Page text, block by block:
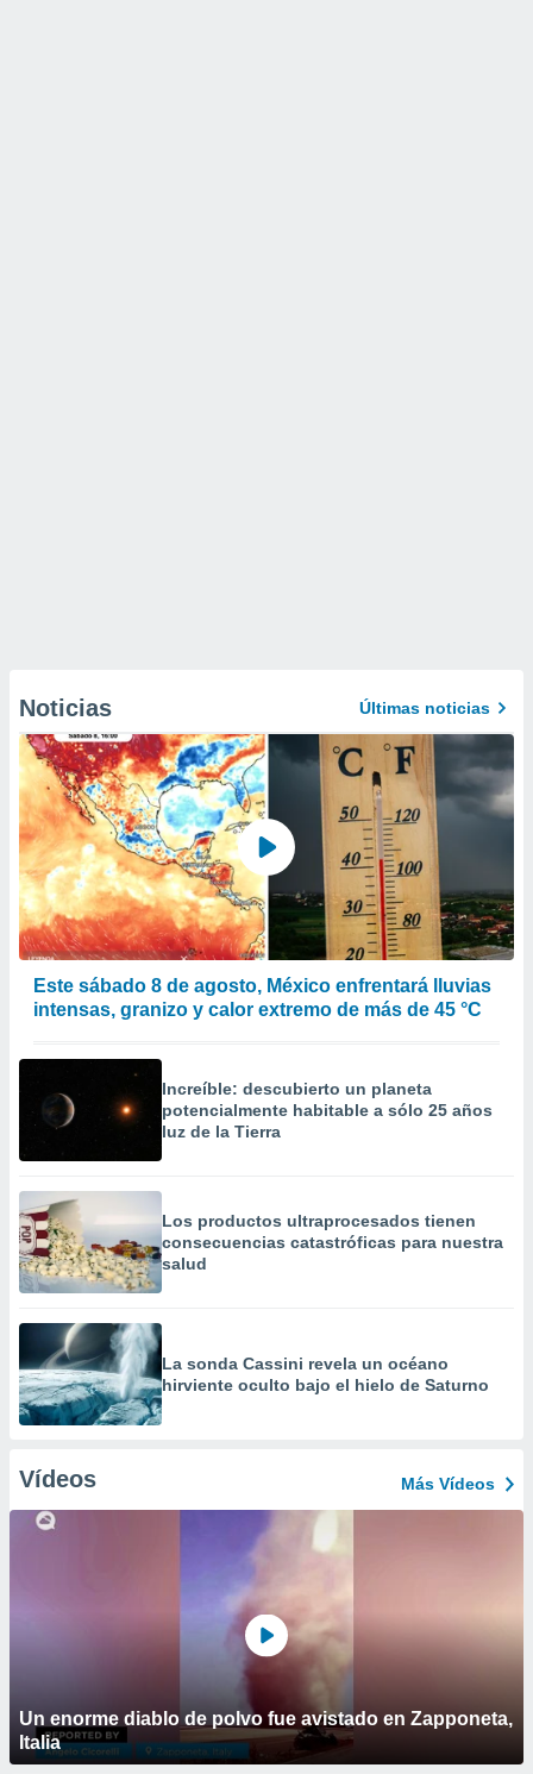
Noticias Últimas noticias
Este sábado 8 de agosto, México enfrentará lluvias
intensas, granizo y calor extremo de más de 45 °C
Increíble: descubierto un planeta
potencialmente habitable a sólo 25 años
luz de la Tierra
Los productos ultraprocesados ​​tienen
consecuencias catastróficas para nuestra
salud
La sonda Cassini revela un océano
hirviente oculto bajo el hielo de Saturno
Vídeos Más Vídeos
Un enorme diablo de polvo fue avistado en Zapponeta,
Italia